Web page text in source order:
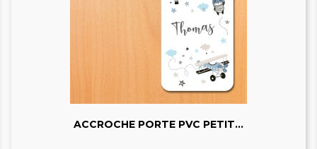
ACCROCHE PORTE PVC PETIT...